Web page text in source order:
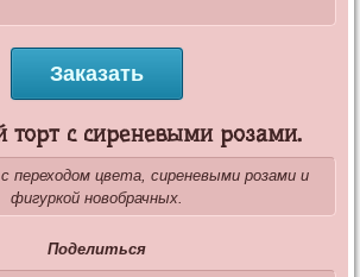
Заказать
торт с сиреневыми розами.
переходом цвета, сиреневыми розами и
фигуркой новобрачных.
Поделиться